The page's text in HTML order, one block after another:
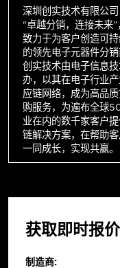
深圳创实技术有限公
“卓越分销，连接未来
致力于为客户创造可
的领先电子元器件分销
创实技术由电子信息
办，以其在电子行业
应链网络，成为高品
购服务，为遍布全球
业在内的数千家客户
链解决方案，在帮助
一同成长，实现共赢。
获取即时报价
制造商: